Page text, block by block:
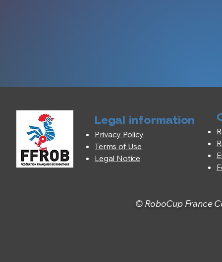
Legal information
Privacy Policy
Terms of Use
Legal Notice
© RoboCup France